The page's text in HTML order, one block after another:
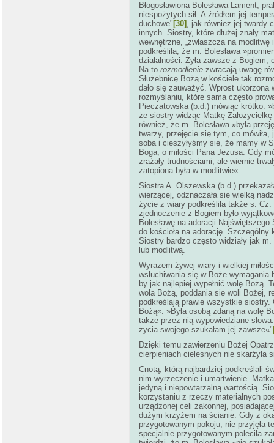
Błogosławiona Bolesława Lament,
niespożytych sił. A źródłem jej
duchowe" [30] , jak również jej twardy
innych. Siostry, które dłużej znały
wewnętrzne, „zwłaszcza na
podkreśliła, że m. Bolesława
działalności. Żyła zawsze z
Na to rozmodlenie zwracają uwagę
Służebnicę Bożą w kościele tak
dało się zauważyć. Wprost
rozmyślaniu, które sama często
Pieczatowska (b.d.) mówiąc krótko:
że siostry widząc Matkę
również, że m. Bolesława »była
twarzy, przejęcie się tym, co
sobą i cieszyłyśmy się, że mamy w
Boga, o miłości Pana Jezusa. Gdy
zrażały trudnościami, ale wiernie
zatopiona była w modlitwie«.
Siostra A. Olszewska (b.d.)
wierzącej, odznaczała się wielką
życie z wiary podkreśliła także s.
zjednoczenie z Bogiem było
Bolesławę na adoracji
do kościoła na adorację.
Siostry bardzo często widziały jak m.
lub modlitwą.
Wyrazem żywej wiary i wielkiej
wsłuchiwania się w Boże wymagania
by jak najlepiej wypełnić wolę Bożą.
wolą Bożą, poddania się woli Bożej,
podkreślają prawie wszystkie
Bożą«. »Była osobą zdaną na wolę
także przez nią wypowiedziane
życia swojego szukałam jej zawsze«"
Dzięki temu zawierzeniu Bożej
cierpieniach cielesnych nie skarżyła
Cnotą, którą najbardziej podkreślali
nim wyrzeczenie i umartwienie.
jedyną i niepowtarzalną wartością.
korzystaniu z rzeczy materialnych
urządzonej celi zakonnej,
dużym krzyżem na ścianie. Gdy z
przygotowanym pokoju, nie przyjęła
specjalnie przygotowanym poleciła